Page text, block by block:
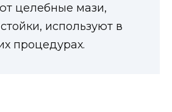
целебные мази,
используют в
процедурах.